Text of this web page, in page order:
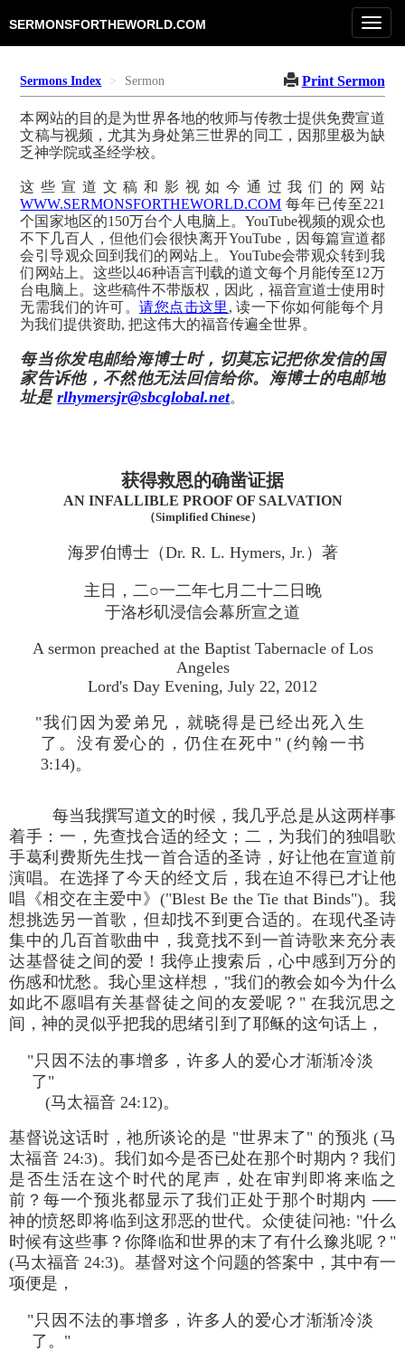
SERMONSFORTHEWORLD.COM
Sermons Index Sermon Print Sermon
本网站的目的是为世界各地的牧师与传教士提供免费宣道
文稿与视频，尤其为身处第三世界的同工，因那里极为缺
乏神学院或圣经学校。
这些宣道文稿和影视如今通过我们的网站
WWW.SERMONSFORTHEWORLD.COM 每年已传至221
个国家地区的150万台个人电脑上。YouTube视频的观众也
不下几百人，但他们会很快离开YouTube，因每篇宣道都
会引导观众回到我们的网站上。YouTube会带观众转到我
们网站上。这些以46种语言刊载的道文每个月能传至12万
台电脑上。这些稿件不带版权，因此，福音宣道士使用时
无需我们的许可。请您点击这里 , 读一下你如何能每个月
为我们提供资助, 把这伟大的福音传遍全世界。
每当你发电邮给海博士时，切莫忘记把你发信的国
家告诉他，不然他无法回信给你。海博士的电邮地
址是rlhymersjr@sbcglobal.net。
获得救恩的确凿证据
AN INFALLIBLE PROOF OF SALVATION
（Simplified Chinese）
海罗伯博士（Dr. R. L. Hymers, Jr.）著
主日，二○一二年七月二十二日晚
于洛杉矶浸信会幕所宣之道
A sermon preached at the Baptist Tabernacle of Los
Angeles
Lord's Day Evening, July 22, 2012
"我们因为爱弟兄，就晓得是已经出死入生
了。没有爱心的，仍住在死中" (约翰一书
3:14)。
每当我撰写道文的时候，我几乎总是从这两样事
着手：一，先查找合适的经文；二，为我们的独唱歌
手葛利费斯先生找一首合适的圣诗，好让他在宣道前
演唱。在选择了今天的经文后，我在迫不得已才让他
唱《相交在主爱中》("Blest Be the Tie that Binds")。我
想挑选另一首歌，但却找不到更合适的。在现代圣诗
集中的几百首歌曲中，我竟找不到一首诗歌来充分表
达基督徒之间的爱！我停止搜索后，心中感到万分的
伤感和忧愁。我心里这样想，"我们的教会如今为什么
如此不愿唱有关基督徒之间的友爱呢？" 在我沉思之
间，神的灵似乎把我的思绪引到了耶稣的这句话上，
"只因不法的事增多，许多人的爱心才渐渐冷淡
了"
(马太福音 24:12)。
基督说这话时，祂所谈论的是 "世界末了" 的预兆 (马
太福音 24:3)。我们如今是否已处在那个时期内？我们
是否生活在这个时代的尾声，处在审判即将来临之
前？每一个预兆都显示了我们正处于那个时期内 ──
神的愤怒即将临到这邪恶的世代。众使徒问祂: "什么
时候有这些事？你降临和世界的末了有什么豫兆呢？"
(马太福音 24:3)。基督对这个问题的答案中，其中有一
项便是，
"只因不法的事增多，许多人的爱心才渐渐冷淡
了。"